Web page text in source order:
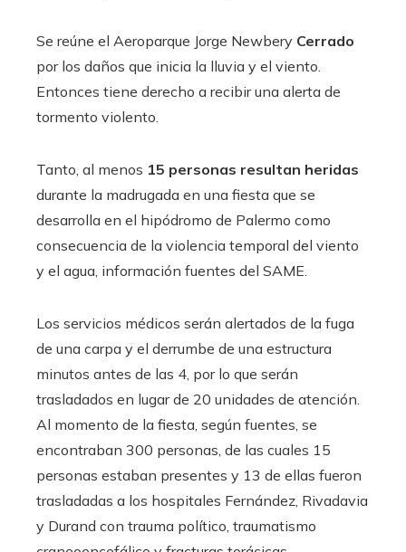
Se reúne el Aeroparque Jorge Newbery Cerrado
por los daños que inicia la lluvia y el viento.
Entonces tiene derecho a recibir una alerta de
tormento violento.
Tanto, al menos 15 personas resultan heridas
durante la madrugada en una fiesta que se
desarrolla en el hipódromo de Palermo como
consecuencia de la violencia temporal del viento
y el agua, información fuentes del SAME.
Los servicios médicos serán alertados de la fuga
de una carpa y el derrumbe de una estructura
minutos antes de las 4, por lo que serán
trasladados en lugar de 20 unidades de atención.
Al momento de la fiesta, según fuentes, se
encontraban 300 personas, de las cuales 15
personas estaban presentes y 13 de ellas fueron
trasladadas a los hospitales Fernández, Rivadavia
y Durand con trauma político, traumatismo